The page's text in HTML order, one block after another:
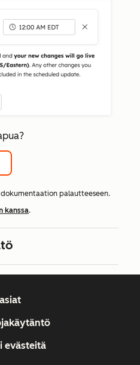
palautteeseen.
kanssa.
evästeitä